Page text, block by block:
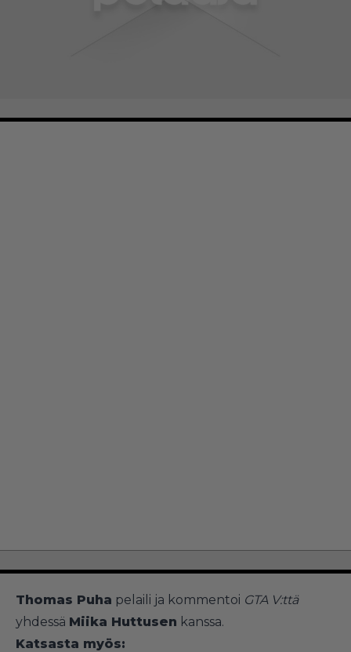
Thomas Puha pelaili ja kommentoi GTA V:ttä
yhdessä Miika Huttusen kanssa.
Katsasta myös: